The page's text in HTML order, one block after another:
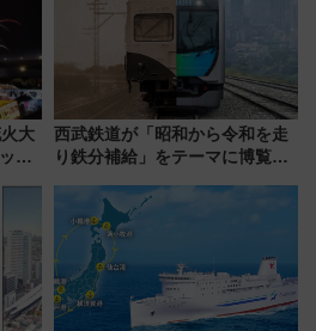
大
西武鉄道が「昭和から令和を走
り鉄分補給」をテーマに博覧会
14日から 新車両「トキイロ」体
験ブースも アクセスや申込方法
を解説